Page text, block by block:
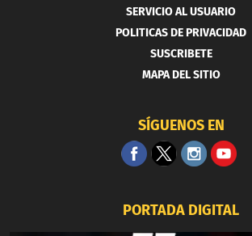
SERVICIO AL USUARIO
POLITICAS DE PRIVACIDAD
SUSCRIBETE
MAPA DEL SITIO
SÍGUENOS EN
PORTADA DIGITAL